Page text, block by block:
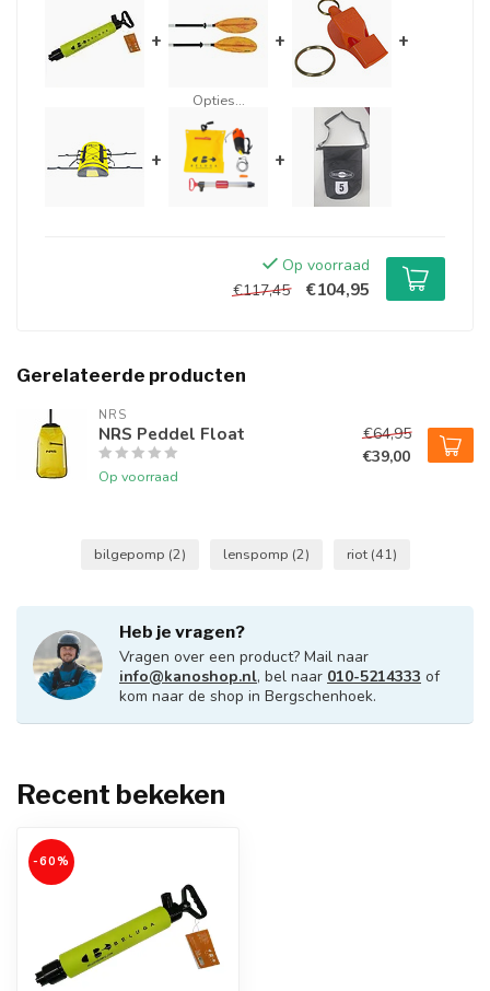
+
Opties...
+ +
+ +
Op voorraad
€117,45
€104,95
Gerelateerde producten
NRS
NRS Peddel Float
Op voorraad
€64,95
€39,00
bilgepomp (2) lenspomp (2) riot (41)
Heb je vragen?
Vragen over een product? Mail naar
info@kanoshop.nl, bel naar 010-5214333 of
kom naar de shop in Bergschenhoek.
Recent bekeken
-60%